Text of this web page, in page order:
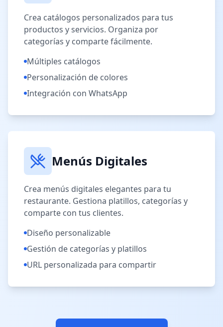
Crea catálogos personalizados para tus
productos y servicios. Organiza por
categorías y comparte fácilmente.
Múltiples catálogos
Personalización de colores
Integración con WhatsApp
Menús Digitales
Crea menús digitales elegantes para tu
restaurante. Gestiona platillos, categorías y
comparte con tus clientes.
Diseño personalizable
Gestión de categorías y platillos
URL personalizada para compartir